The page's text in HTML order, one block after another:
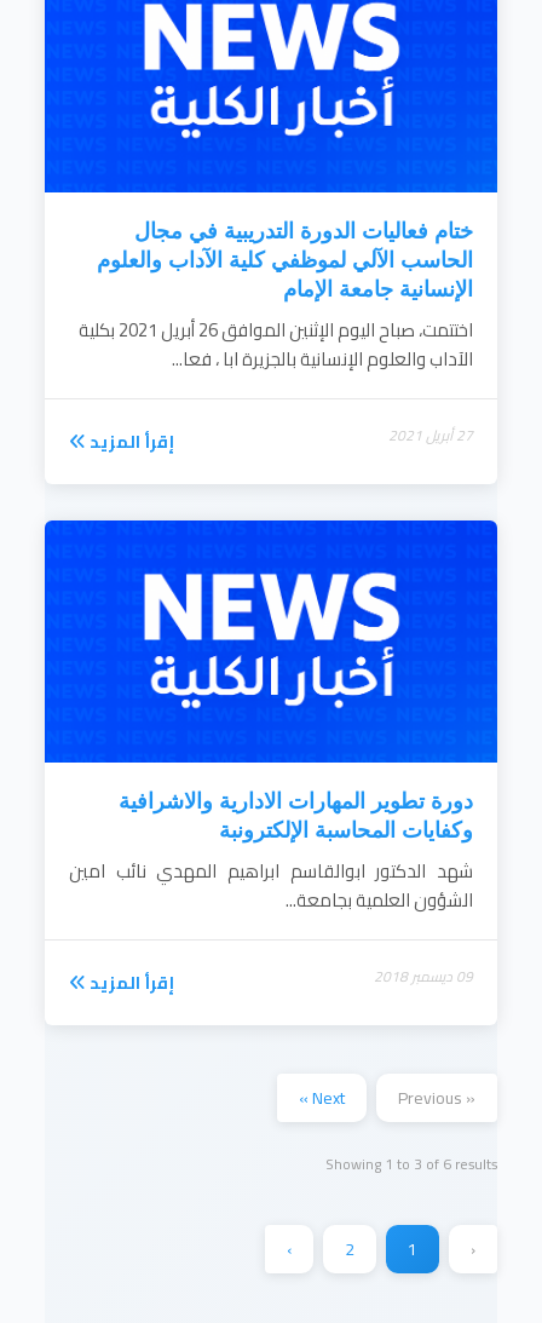
ختام فعاليات الدورة التدريبية في مجال
الحاسب الآلي لموظفي كلية الآداب والعلوم
الإنسانية جامعة الإمام
اختتمت، صباح اليوم الإثنين الموافق 26 أبريل 2021 بكلية
الآداب والعلوم الإنسانية بالجزيرة ابا ، فعا...
27 أبريل 2021 إقرأ المزيد
دورة تطوير المهارات الادارية والاشرافية
وكفايات المحاسبة الإلكترونبة
شهد الدكتور ابوالقاسم ابراهيم المهدي نائب امين
الشؤون العلمية بجامعة...
09 ديسمبر 2018 إقرأ المزيد
« Previous
Next »
Showing 1 to 3 of6results
‹
1
2
›